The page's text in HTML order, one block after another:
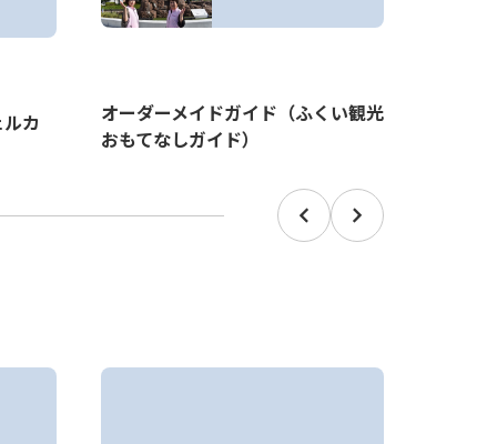
カ
オーダーメイドガイド（ふくい観光
おもてなしガイド）